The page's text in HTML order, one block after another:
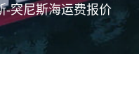
-突尼斯海运费报价